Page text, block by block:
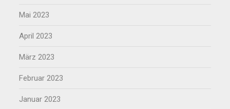
Mai 2023
April 2023
März 2023
Februar 2023
Januar 2023